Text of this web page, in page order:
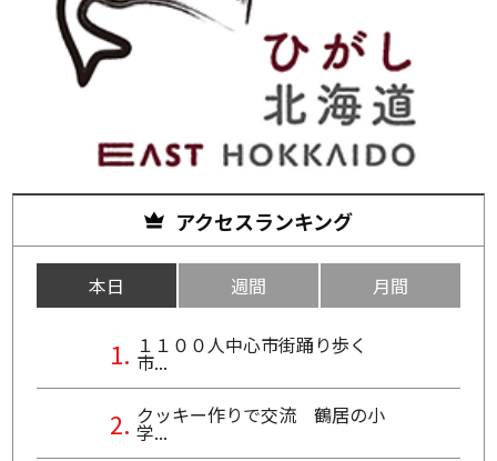
アクセスランキング
本日 週間 月間
１１００人中心市街踊り歩く
市...
クッキー作りで交流 鶴居の小
学...